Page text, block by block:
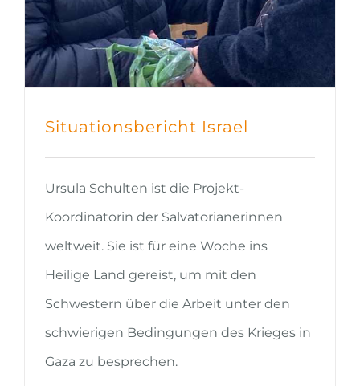
Situationsbericht Israel
Ursula Schulten ist die Projekt-
Koordinatorin der Salvatorianerinnen
weltweit. Sie ist für eine Woche ins
Heilige Land gereist, um mit den
Schwestern über die Arbeit unter den
schwierigen Bedingungen des Krieges in
Gaza zu besprechen.